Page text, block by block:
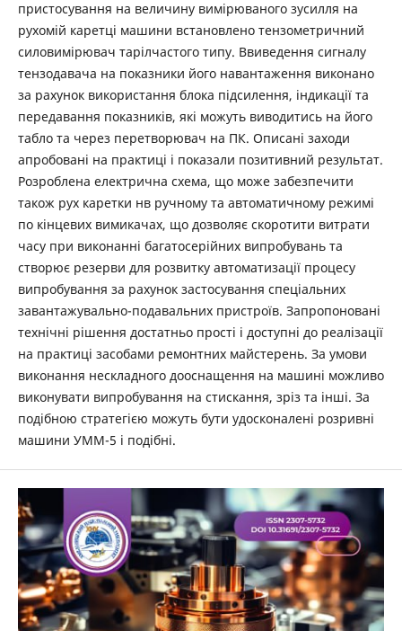
пристосування на величину вимірюваного зусилля на
рухомій каретці машини встановлено тензометричний
силовимірювач тарілчастого типу. Ввиведення сигналу
тензодавача на показники його навантаження виконано
за рахунок використання блока підсилення, індикації та
передавання показників, які можуть виводитись на його
табло та через перетворювач на ПК. Описані заходи
апробовані на практиці і показали позитивний результат.
Розроблена електрична схема, що може забезпечити
також рух каретки нв ручному та автоматичному режимі
по кінцевих вимикачах, що дозволяє скоротити витрати
часу при виконанні багатосерійних випробувань та
створює резерви для розвитку автоматизації процесу
випробування за рахунок застосування спеціальних
завантажувально-подавальних пристроїв. Запропоновані
технічні рішення достатньо прості і доступні до реалізації
на практиці засобами ремонтних майстерень. За умови
виконання нескладного дооснащення на машині можливо
виконувати випробування на стискання, зріз та інші. За
подібною стратегією можуть бути удосконалені розривні
машини УММ-5 і подібні.